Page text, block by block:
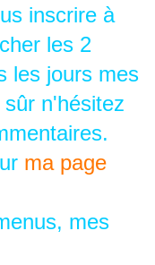
inscrire à
les 2
les jours mes
n'hésitez
ma page
mes